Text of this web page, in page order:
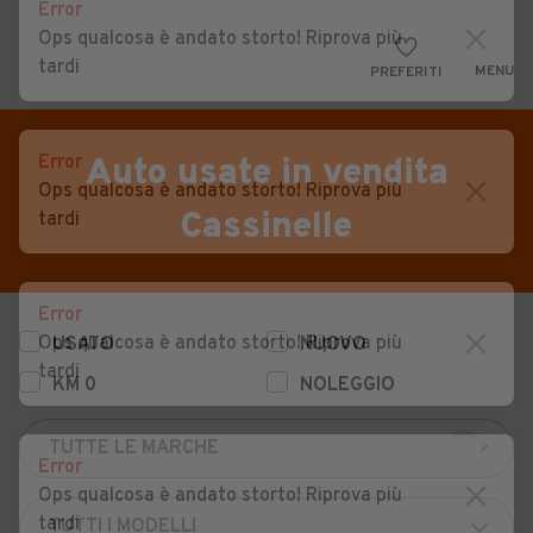
PREFERITI MENU
CERCA
Auto
Auto usate
Auto Km 0
Auto Nuove
Noleggio a lungo termine
Auto d'epoca
Moto
Camper
VENDI
MAGAZINE
ACCEDI
Auto usate in vendita
Cassinelle
USATO
NUOVO
KM 0
NOLEGGIO
Error
Ops qualcosa è andato storto! Riprova più
tardi
Error
Ops qualcosa è andato storto! Riprova più
tardi
Error
Ops qualcosa è andato storto! Riprova più
tardi
Error
Ops qualcosa è andato storto! Riprova più
tardi